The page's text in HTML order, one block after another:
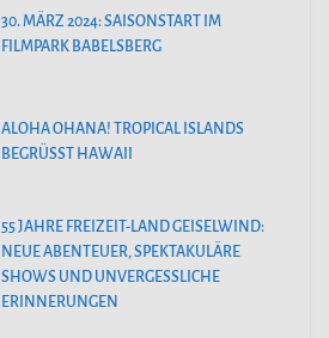
30. MÄRZ 2024: SAISONSTART IM
FILMPARK BABELSBERG
ALOHA OHANA! TROPICAL ISLANDS
BEGRÜSST HAWAII
55 JAHRE FREIZEIT-LAND GEISELWIND:
NEUE ABENTEUER, SPEKTAKULÄRE
SHOWS UND UNVERGESSLICHE
ERINNERUNGEN